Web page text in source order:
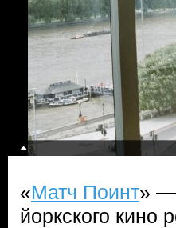
«Матч Поинт» —
йоркского кино